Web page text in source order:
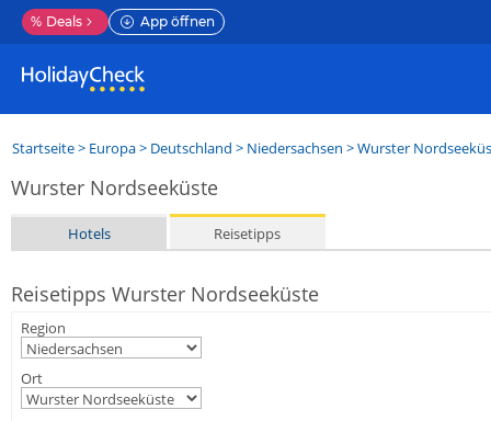
% Deals App öffnen
Startseite> Europa> Deutschland > Niedersachsen >Wurster
Wurster Nordseeküste
Hotels Reisetipps
Reisetipps Wurster Nordseeküste
Region
Ort